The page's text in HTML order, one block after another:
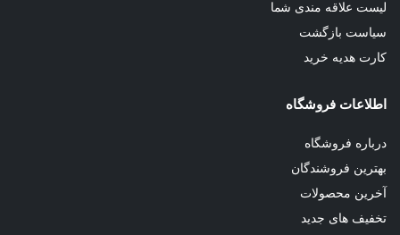
لیست علاقه مندی شما
سیاست بازگشت
کارت هدیه خرید
اطلاعات فروشگاه
درباره فروشگاه
بهترین فروشندگان
آخرین محصولات
تخفیف های جدید